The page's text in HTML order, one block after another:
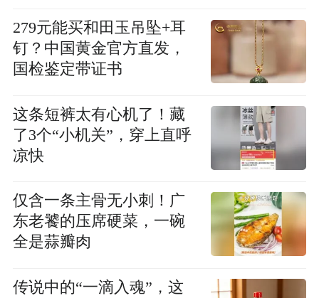
279元能买和田玉吊坠+耳
钉？中国黄金官方直发，
国检鉴定带证书
这条短裤太有心机了！藏
了3个“小机关”，穿上直呼
凉快
仅含一条主骨无小刺！广
东老饕的压席硬菜，一碗
全是蒜瓣肉
传说中的“一滴入魂”，这